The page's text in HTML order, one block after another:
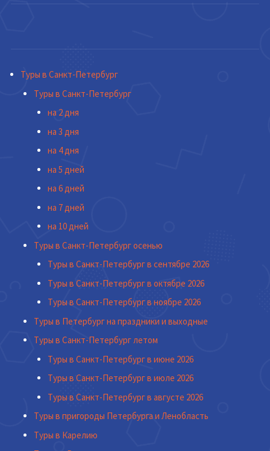
Туры в Санкт-Петербург
Туры в Санкт-Петербург
на 2 дня
на 3 дня
на 4 дня
на 5 дней
на 6 дней
на 7 дней
на 10 дней
Туры в Санкт-Петербург осенью
Туры в Санкт-Петербург в сентябре 2026
Туры в Санкт-Петербург в октябре 2026
Туры в Санкт-Петербург в ноябре 2026
Туры в Петербург на праздники и выходные
Туры в Санкт-Петербург летом
Туры в Санкт-Петербург в июне 2026
Туры в Санкт-Петербург в июле 2026
Туры в Санкт-Петербург в августе 2026
Туры в пригороды Петербурга и Ленобласть
Туры в Карелию